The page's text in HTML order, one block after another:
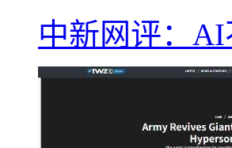
中新网评：